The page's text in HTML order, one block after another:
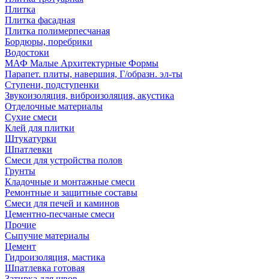
Плитка
Плитка фасадная
Плитка полимерпесчаная
Бордюры, поребрики
Водостоки
МАФ Малые Архитектурные Формы
Парапет. плиты, навершия, Г/образн. эл-ты
Ступени, подступенки
Звукоизоляция, виброизоляция, акустика
Отделочные материалы
Сухие смеси
Клей для плитки
Штукатурки
Шпатлевки
Смеси для устройства полов
Грунты
Кладочные и монтажные смеси
Ремонтные и защитные составы
Смеси для печей и каминов
Цементно-песчаные смеси
Прочие
Сыпучие материалы
Цемент
Гидроизоляция, мастика
Шпатлевка готовая